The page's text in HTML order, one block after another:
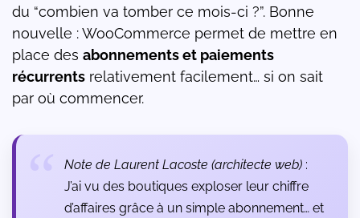
du “combien va tomber ce mois-ci ?”. Bonne
nouvelle : WooCommerce permet de mettre en
place des abonnements et paiements
récurrents relativement facilement… si on sait
par où commencer.
Note de Laurent Lacoste (architecte web) :
J’ai vu des boutiques exploser leur chiffre
d’affaires grâce à un simple abonnement… et